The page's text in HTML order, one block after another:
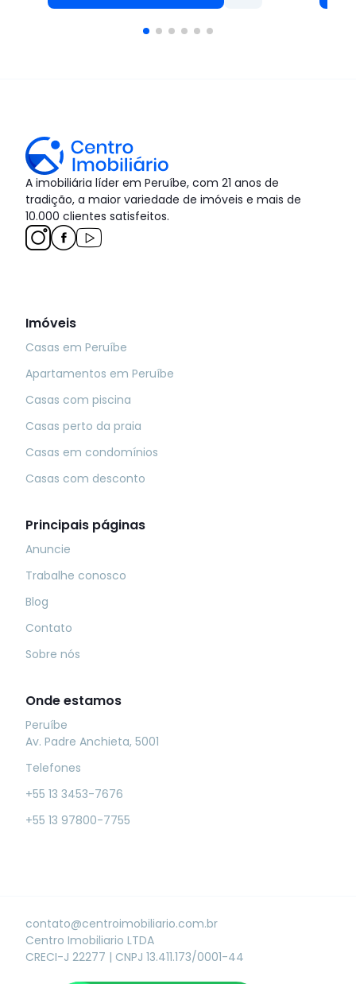
A imobiliária líder em Peruíbe, com 21 anos de
tradição, a maior variedade de imóveis e mais de
10.000 clientes satisfeitos.
Imóveis
Casas em Peruíbe
Apartamentos em Peruíbe
Casas com piscina
Casas perto da praia
Casas em condomínios
Casas com desconto
Principais páginas
Anuncie
Trabalhe conosco
Blog
Contato
Sobre nós
Onde estamos
Peruíbe
Av. Padre Anchieta, 5001
Telefones
+55 13 3453-7676
+55 13 97800-7755
Centro Imobiliario LTDA
CRECI-J 22277 | CNPJ 13.411.173/0001-44
contato@centroimobiliario.com.br